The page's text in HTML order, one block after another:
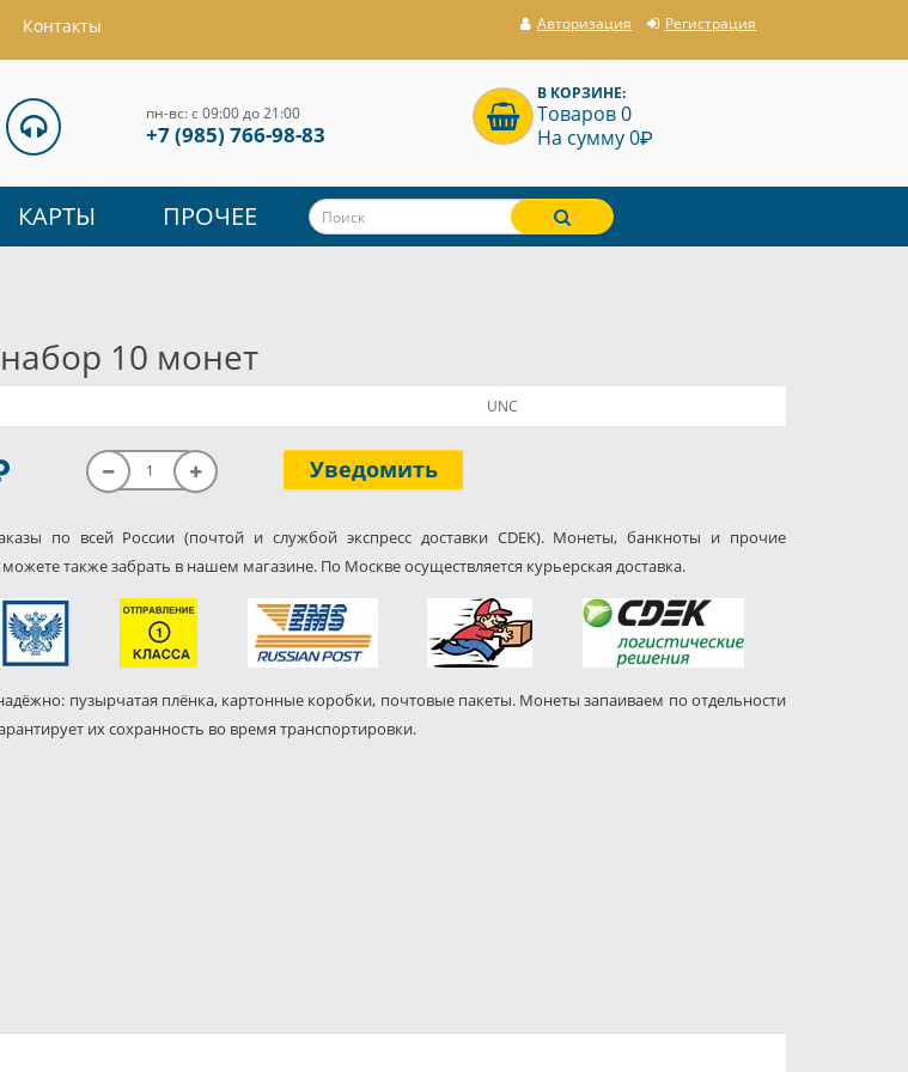
Контакты Авторизация Регистрация
пн-вс: с 09:00 до 21:00
+7 (985) 766-98-83
В КОРЗИНЕ:
Товаров 0
На сумму 0P
КАРТЫ ПРОЧЕЕ
10 монет
UNC
Уведомить
по всей России (почтой и службой экспресс доставки CDEK). Монеты, банкноты и прочие
также забрать в нашем магазине. По Москве осуществляется курьерская доставка.
пузырчатая плёнка, картонные коробки, почтовые пакеты. Монеты запаиваем по отдельности
их сохранность во время транспортировки.